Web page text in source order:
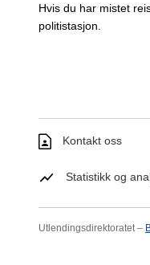
Hvis du har mistet
politistasjon.
Kontakt oss
Statistikk og
Utlendingsdirektoratet –